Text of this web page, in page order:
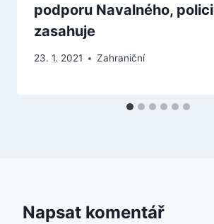
podporu Navalného,
zasahuje
23. 1. 2021 Zahraniční
Napsat komentář